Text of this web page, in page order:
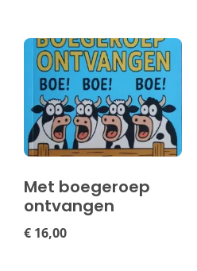
Met boegeroep
ontvangen
€ 16,00